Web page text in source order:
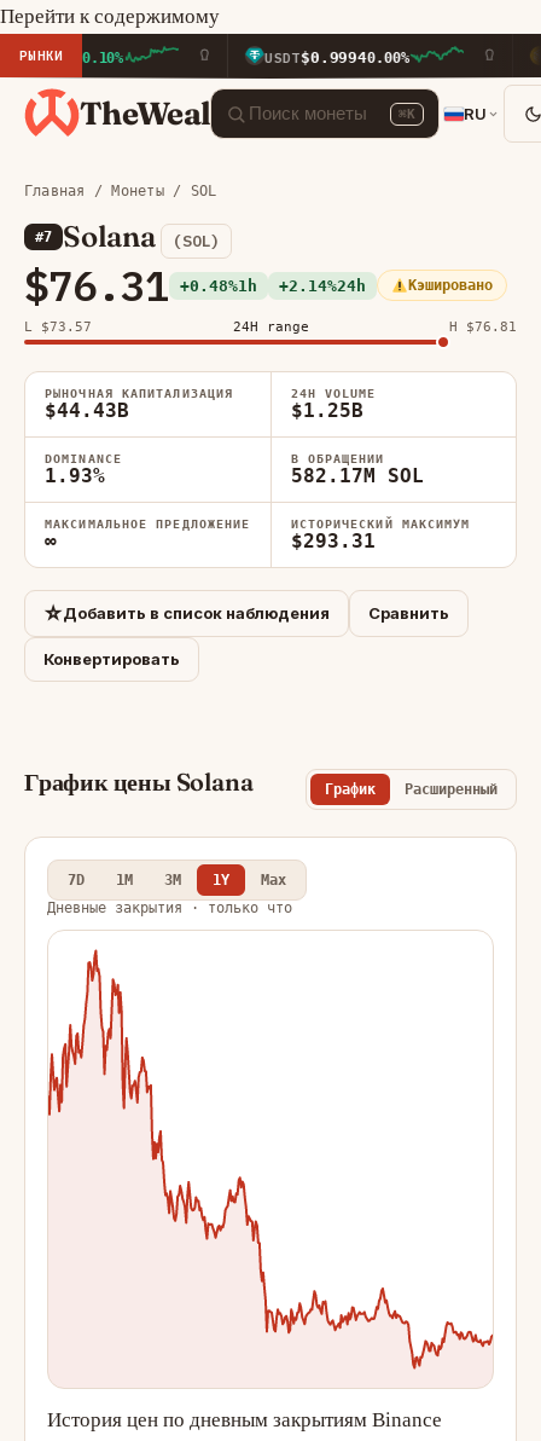
Перейти к содержимому
РЫНКИ
+0.10% USDT $0.99940.00% BNB
TheWeal ⌘K RU
Главная / Монеты/ SOL
#7 Solana (SOL)
$76.31 +0.48%1h +2.14%24h Кэшировано
L $73.57 24H range H $76.81
РЫНОЧНАЯ КАПИТАЛИЗАЦИЯ
$44.43B
24H VOLUME
$1.25B
DOMINANCE
1.93%
В ОБРАЩЕНИИ
582.17M SOL
МАКСИМАЛЬНОЕ ПРЕДЛОЖЕНИЕ
∞
ИСТОРИЧЕСКИЙ МАКСИМУМ
$293.31
☆Добавить в список наблюдения Сравнить
Конвертировать
График цены Solana График Расширенный
7D 1M 3M 1Y
Max
Дневные закрытия · только что
История цен по дневным закрытиям Binance